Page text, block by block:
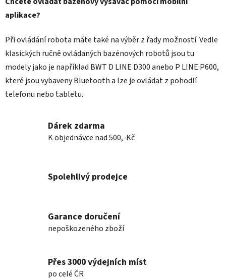
aplikace?
Při ovládání robota máte také na výběr z řady možností. Vedle
klasických ručně ovládaných bazénových robotů jsou tu
modely jako je například BWT D LINE D300 anebo P LINE P600,
které jsou vybaveny Bluetooth a lze je ovládat z pohodlí
telefonu nebo tabletu.
Dárek zdarma
K objednávce nad 500,-Kč
Spolehlivý prodejce
Garance doručení
nepoškozeného zboží
Přes 3000 výdejních míst
po celé ČR